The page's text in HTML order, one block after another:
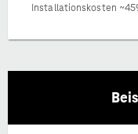
Installationskosten